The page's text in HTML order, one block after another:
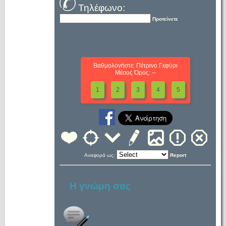
Τηλέφωνο:
Προτείνετε
Βαθμολογήστε: Πέτρινο Γεφύρι
Μέσος Όρος: --
1 2 3 4 5
Αναφορά ως: Report
Η γνώμη σας